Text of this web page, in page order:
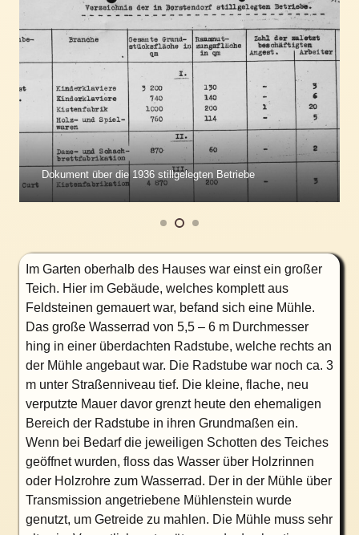
Dokument über die 1936 stillgelegten Betriebe
Im Garten oberhalb des Hauses war einst ein großer
Teich. Hier im Gebäude, welches komplett aus
Feldsteinen gemauert war, befand sich eine Mühle.
Das große Wasserrad von 5,5 – 6 m Durchmesser
hing in einer überdachten Radstube, welche rechts an
der Mühle angebaut war. Die Radstube war noch ca. 3
m unter Straßenniveau tief. Die kleine, flache, neu
verputzte Mauer davor grenzt heute den ehemaligen
Bereich der Radstube in ihren Grundmaßen ein.
Wenn bei Bedarf die jeweiligen Schotten des Teiches
geöffnet wurden, floss das Wasser über Holzrinnen
oder Holzrohre zum Wasserrad. Der in der Mühle über
Transmission angetriebene Mühlenstein wurde
genutzt, um Getreide zu mahlen. Die Mühle muss sehr